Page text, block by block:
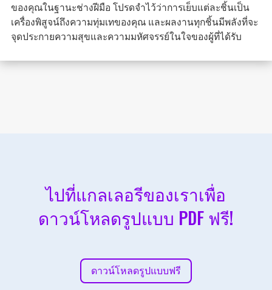
ของคุณในฐานะช่างฝีมือ โปรดจำไว้ว่าการเย็บแต่ละชิ้นเป็น
เครื่องพิสูจน์ถึงความทุ่มเทของคุณ และผลงานทุกชิ้นมีพลังที่จะ
จุดประกายความสุขและความมหัศจรรย์ในใจของผู้ที่ได้รับ
ไปที่แกลเลอรีของเราเพื่อ
ดาวน์โหลดรูปแบบ PDF ฟรี!
ดาวน์โหลดรูปแบบฟรี